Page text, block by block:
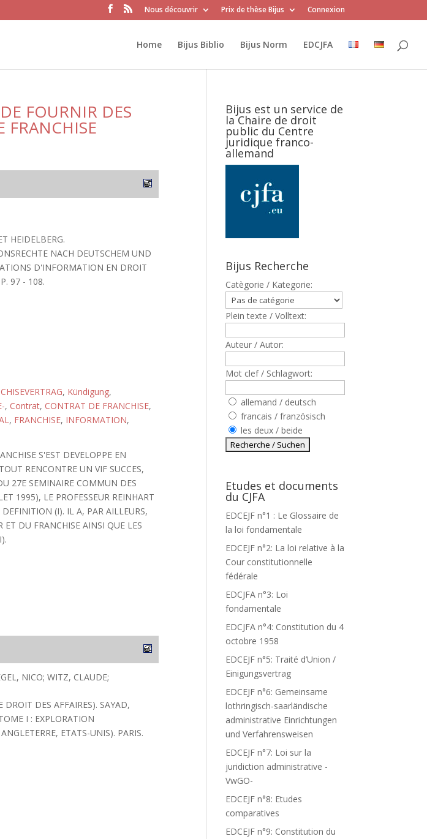
Nous découvrir Prix de thèse Bijus Connexion
Home Bijus Biblio Bijus Norm EDCJFA
FOURNIR DES
FRANCHISE
HEIDELBERG.
NACH DEUTSCHEM UND
D'INFORMATION EN DROIT
97 - 108.
, Kündigung,
, Contrat, CONTRAT DE FRANCHISE,
, FRANCHISE, INFORMATION,
S'EST DEVELOPPE EN
RENCONTRE UN VIF SUCCES,
27E SEMINAIRE COMMUN DES
1995), LE PROFESSEUR REINHART
(I). IL A, PAR AILLEURS,
DU FRANCHISE AINSI QUE LES
NICO; WITZ, CLAUDE;
DROIT DES AFFAIRES). SAYAD,
I : EXPLORATION
ETATS-UNIS). PARIS.
Bijus est un service de
la Chaire de droit
public du Centre
juridique franco-
allemand
Bijus Recherche
Catègorie / Kategorie:
Plein texte / Volltext:
Auteur / Autor:
Mot clef / Schlagwort:
allemand / deutsch
francais / französisch
les deux / beide
Etudes et documents
du CJFA
EDCEJF n°1 : Le Glossaire de
la loi fondamentale
EDCEJF n°2: La loi relative à la
Cour constitutionnelle
fédérale
EDCJFA n°3: Loi
fondamentale
EDCJFA n°4: Constitution du 4
octobre 1958
EDCEJF n°5: Traité d’Union /
Einigungsvertrag
EDCEJF n°6: Gemeinsame
lothringisch-saarländische
administrative Einrichtungen
und Verfahrensweisen
EDCEJF n°7: Loi sur la
juridiction administrative -
VwGO-
EDCEJF n°8: Etudes
comparatives
EDCEJF n°9: Constitution du